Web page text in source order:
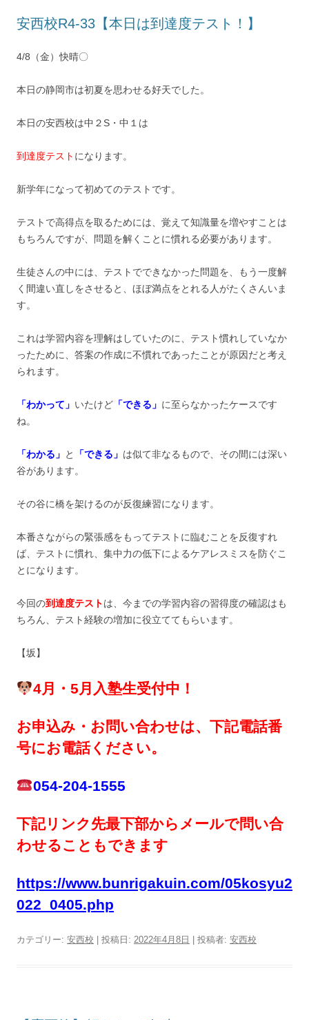
安西校R4-33【本日は到達度テスト！】
4/8（金）快晴〇
本日の静岡市は初夏を思わせる好天でした。
本日の安西校は中２S・中１は
到達度テスト になります。
新学年になって初めてのテストです。
テストで高得点を取るためには、覚えて知識量を増やすことは
もちろんですが、問題を解くことに慣れる必要があります。
生徒さんの中には、テストでできなかった問題を、もう一度解
く間違い直しをさせると、ほぼ満点をとれる人がたくさんいま
す。
これは学習内容を理解はしていたのに、テスト慣れしていなか
ったために、答案の作成に不慣れであったことが原因だと考え
られます。
「わかって」 いたけど 「できる」 に至らなかったケースです
ね。
「わかる」 と 「できる」 は似て非なるもので、その間には深い
谷があります。
その谷に橋を架けるのが反復練習になります。
本番さながらの緊張感をもってテストに臨むことを反復すれ
ば、テストに慣れ、集中力の低下によるケアレスミスを防ぐこ
とになります。
今回の到達度テストは、今までの学習内容の習得度の確認はも
ちろん、テスト経験の増加に役立ててもらいます。
【坂】
4月・5月入塾生受付中！
お申込み・お問い合わせは、下記電話番
号にお電話ください。
054-204-1555
下記リンク先最下部からメールで問い合
わせることもできます
https://www.bunrigakuin.com/05kosyu2
022_0405.php
カテゴリー: 安西校 | 投稿日: 2022年4月8日 投稿者: 安西校